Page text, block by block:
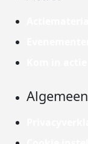
Algemeen